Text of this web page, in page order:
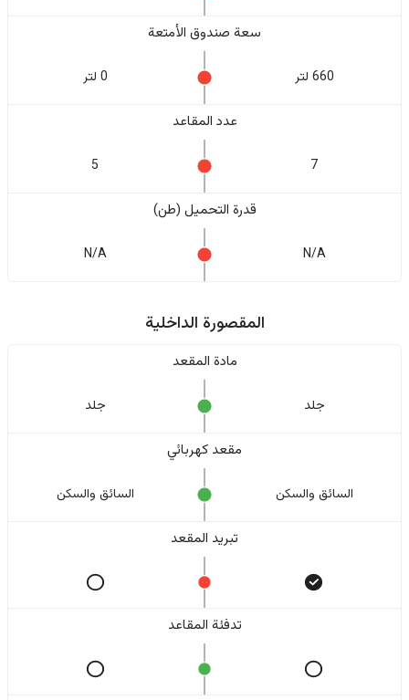
سعة صندوق الأمتعة
660 لتر 0 لتر
عدد المقاعد
7
5
قدرة التحميل (طن)
N/A
N/A
المقصورة الداخلية
مادة المقعد
جلد جلد
مقعد كهربائي
السائق والسکن السائق والسکن
تبريد المقعد
تدفئة المقاعد